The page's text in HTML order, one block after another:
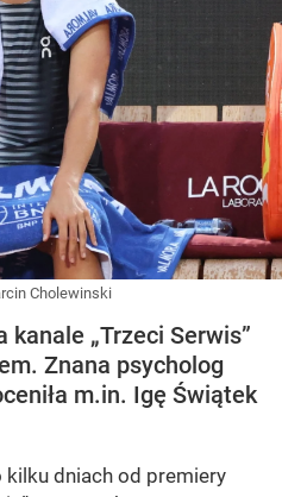
Cholewinski
kanale „Trzeci Serwis”
Znana psycholog
m.in. Igę Świątek
kilku dniach od premiery